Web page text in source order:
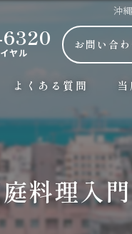
沖
ヤル
お問い合
よくある質問
朝
ラ
料理入門